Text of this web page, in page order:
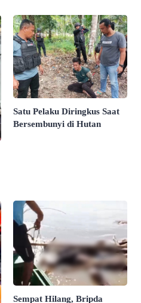
Satu Pelaku Diringkus Saat
Bersembunyi di Hutan
Sempat Hilang, Bripda